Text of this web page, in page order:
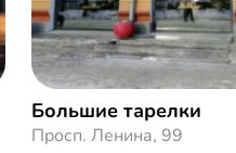
Большие тарелки
Просп. Ленина, 99